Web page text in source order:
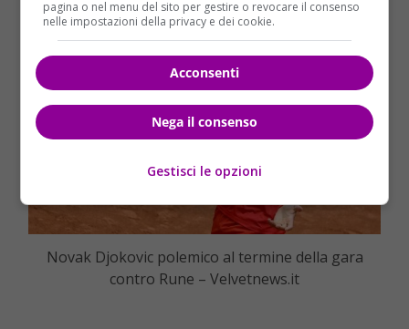
Novak Djokovic polemico al termine della gara
contro Rune – Velvetnews.it
pagina o nel menu del sito per gestire o revocare il consenso
nelle impostazioni della privacy e dei cookie.
Acconsenti
Nega il consenso
Gestisci le opzioni